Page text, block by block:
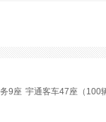
9座 宇通客车47座（100